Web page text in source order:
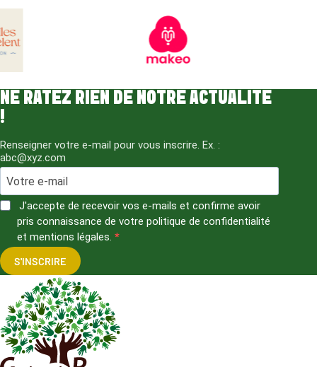
NE RATEZ RIEN DE NOTRE ACTUALITÉ
!
Renseigner votre e-mail pour vous inscrire. Ex. :
abc@xyz.com
J'accepte de recevoir vos e-mails et confirme avoir
pris connaissance de votre politique de confidentialité
et mentions légales.
S'INSCRIRE